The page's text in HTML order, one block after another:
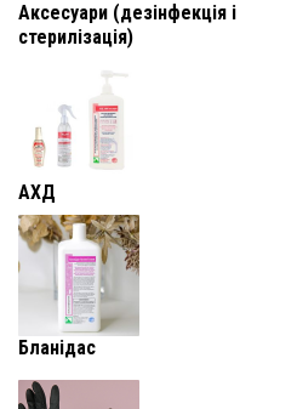
Аксесуари (дезінфекція і
стерилізація)
АХД
Бланідас